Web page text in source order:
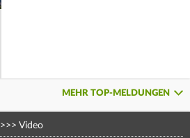
MEHR TOP-MELDUNGEN
>>> Video